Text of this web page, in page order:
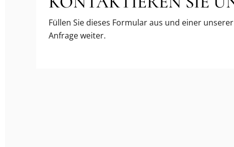
Füllen Sie dieses Formular aus und einer
Anfrage weiter.